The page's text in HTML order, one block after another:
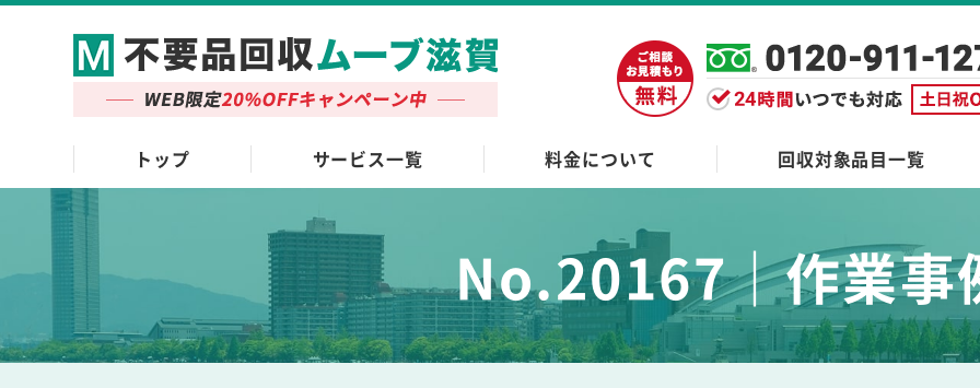
トップ サービス一覧 料金について 回収対象品目一覧
No.20167｜作業事